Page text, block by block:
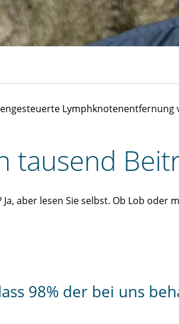
Lymphknotenentfernung
tausend
aber lesen Sie selbst. Ob Lob
98% der bei uns